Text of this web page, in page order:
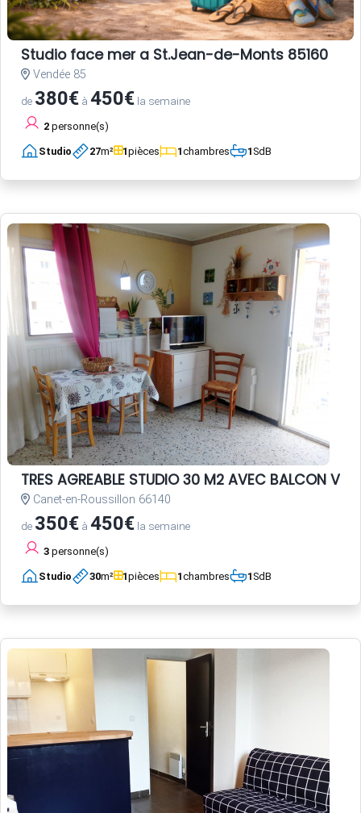
Studio face mer a St.Jean-de-Monts 85160
Vendée 85
de 380€ à 450€ la semaine
2 personne(s)
Studio 27m² 1pièces 1chambres 1SdB
TRES AGREABLE STUDIO 30 M2 AVEC BALCON VUE
Canet-en-Roussillon 66140
de 350€ à 450€ la semaine
3 personne(s)
Studio 30m² 1pièces 1chambres 1SdB